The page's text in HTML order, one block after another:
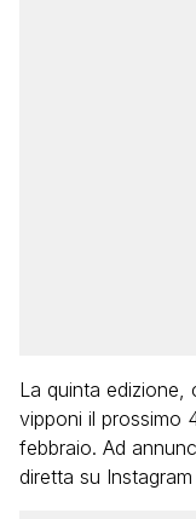
La quinta edizione,
vipponi il prossimo
febbraio. Ad
diretta su